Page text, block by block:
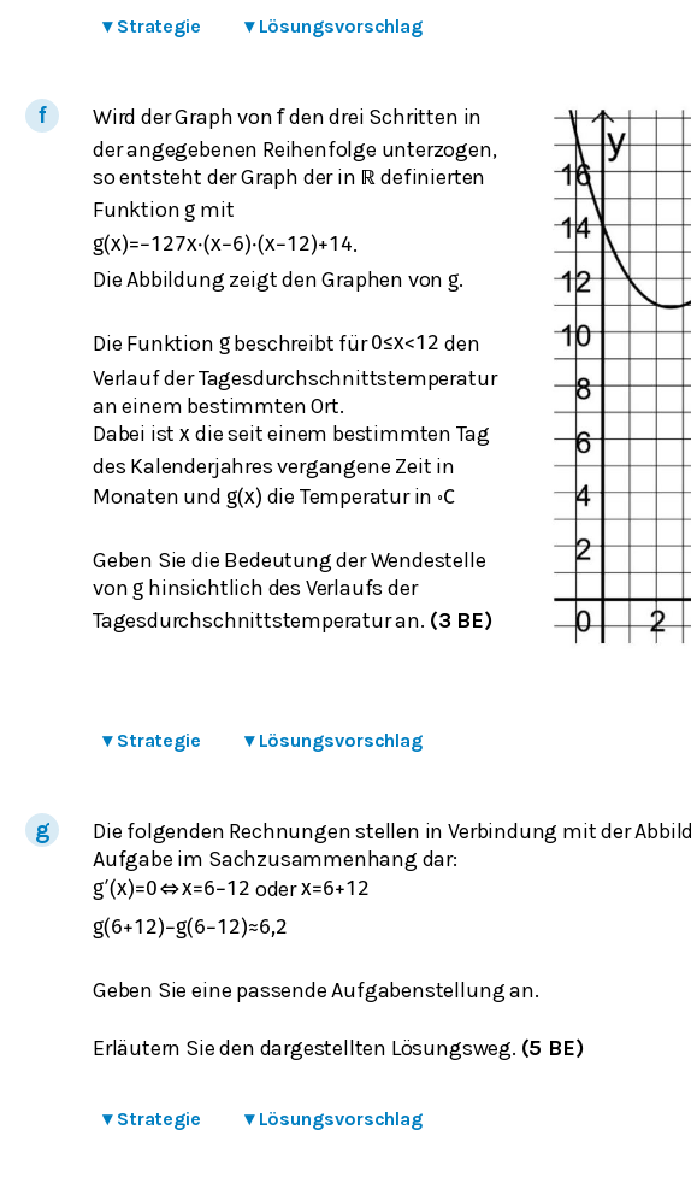
▾ Strategie ▾ Lösungsvorschlag
Wird der Graph vonfden drei Schritten in
der angegebenen Reihenfolge unterzogen,
so entsteht der Graph der in ℝ definierten
Funktion g mit
g(x)=−1 27x⋅(x−6)⋅(x−12)+14.
Die Abbildung zeigt den Graphen von g.
Die Funktion gbeschreibt für0≤x<12 den
Verlauf der Tagesdurchschnittstemperatur
an einem bestimmten Ort.
Dabei istx die seit einem bestimmten Tag
des Kalenderjahres vergangene Zeit in
Monaten und g(x) die Temperatur in ∘C
Geben Sie die Bedeutung der Wendestelle
von g hinsichtlich des Verlaufs der
Tagesdurchschnittstemperatur an. (3 BE)
▾ Strategie ▾ Lösungsvorschlag
Die folgenden Rechnungen stellen in Verbindung mit der
Aufgabe im Sachzusammenhang dar:
g′(x)=0⇔x=6−12 oderx=6+12
g(6+12)−g(6−12)≈6,2
Geben Sie eine passende Aufgabenstellung an.
Erläutern Sie den dargestellten Lösungsweg. (5 BE)
▾ Strategie ▾ Lösungsvorschlag